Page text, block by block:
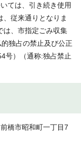
ては、引き続き使用
従来通りとなりま
は、市指定ごみ収集
独占の禁止及び公正
号）（通称:独占禁止
橋市昭和町一丁目7